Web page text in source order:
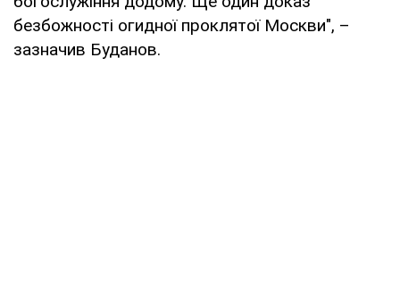
безбожності огидної проклятої Москви", –
зазначив Буданов.